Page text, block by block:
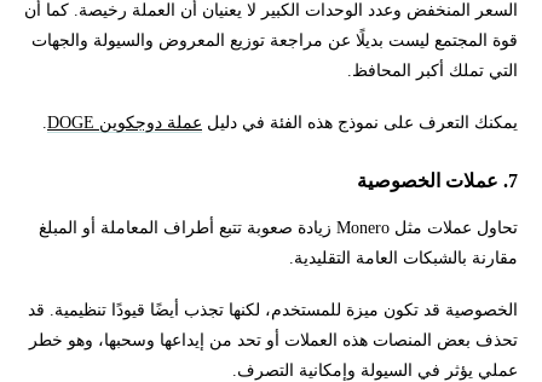
السعر المنخفض وعدد الوحدات الكبير لا يعنيان أن العملة رخيصة. كما أن
قوة المجتمع ليست بديلًا عن مراجعة توزيع المعروض والسيولة والجهات
التي تملك أكبر المحافظ.
يمكنك التعرف على نموذج هذه الفئة في دليل عملة دوجكوين DOGE
7. عملات الخصوصية
تحاول عملات مثل Monero زيادة صعوبة تتبع أطراف المعاملة أو المبلغ
مقارنة بالشبكات العامة التقليدية.
الخصوصية قد تكون ميزة للمستخدم، لكنها تجذب أيضًا قيودًا تنظيمية. قد
تحذف بعض المنصات هذه العملات أو تحد من إيداعها وسحبها، وهو خطر
عملي يؤثر في السيولة وإمكانية التصرف.